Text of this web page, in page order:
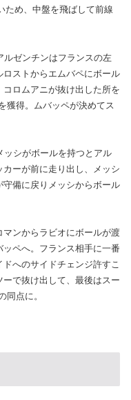
ため、中盤を飛ばして前線
ゼンチンはフランスの左
ストからエムバペにボール
ロムアニが抜け出した所を
獲得。ムバッペが決めてス
シがボールを持つとアル
ーが前に走り出し、メッシ
備に戻りメッシからボール
ンからラビオにボールが渡
ペへ。フランス相手に一番
へのサイドチェンジ許すこ
で抜け出して、最後はスー
同点に。